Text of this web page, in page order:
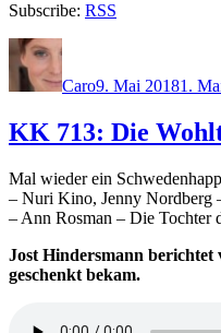
Subscribe: RSS
Autor
Caro9. Mai 20181.
KK 713: Die
Mal wieder ein
– Nuri Kino, Jenny Nordberg
– Ann Rosman – Die Tochter
Jost Hindersmann
geschenkt bekam.